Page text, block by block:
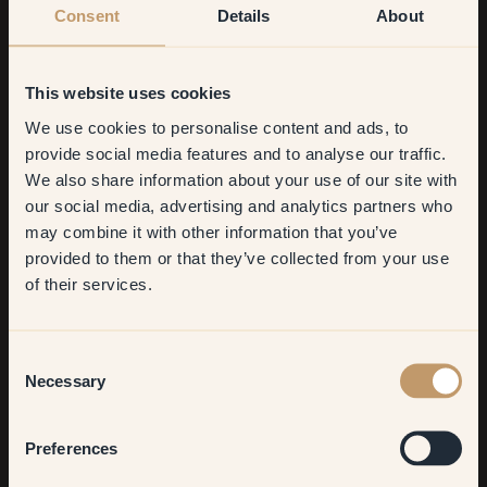
Consent Details About
This website uses cookies
We use cookies to personalise content and ads, to
provide social media features and to analyse our traffic.
We also share information about your use of our site with
our social media, advertising and analytics partners who
may combine it with other information that you’ve
provided to them or that they’ve collected from your use
of their services.
Selection
Necessary
Preferences
Get10%off your
first order
​But first, which room do you
want to transform?